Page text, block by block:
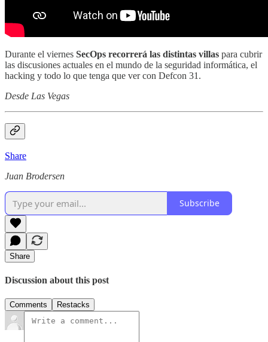
Durante el viernes SecOps recorrerá las distintas villas para cubrir
las discusiones actuales en el mundo de la seguridad informática, el
hacking y todo lo que tenga que ver con Defcon 31.
Desde Las Vegas
Share
Juan Brodersen
Subscribe
Share
Discussion about this post
Comments Restacks